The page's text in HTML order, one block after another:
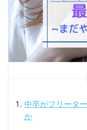
中卒がフリータ
か